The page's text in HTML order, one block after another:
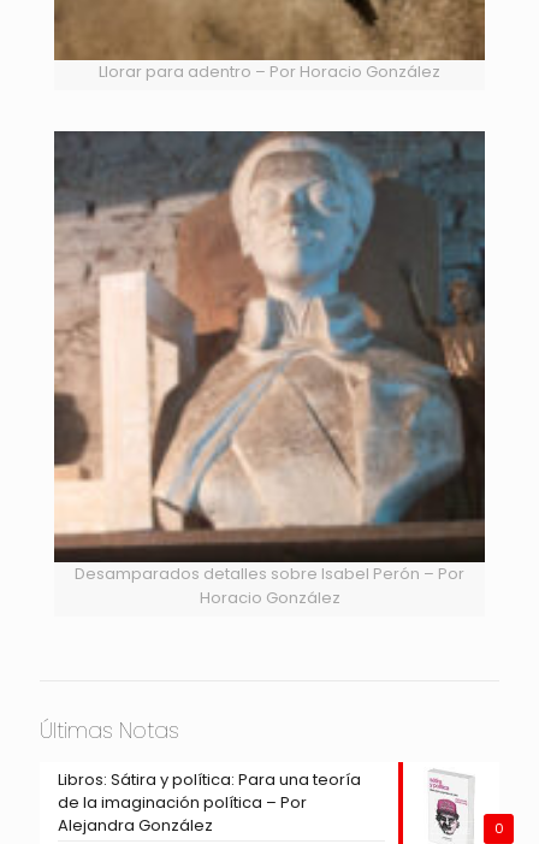
Llorar para adentro – Por Horacio González
Desamparados detalles sobre Isabel Perón – Por
Horacio González
Últimas Notas
0
Libros: Sátira y política: Para una teoría
de la imaginación política – Por
Alejandra González